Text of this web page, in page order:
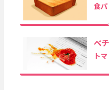
食
ベ
ト